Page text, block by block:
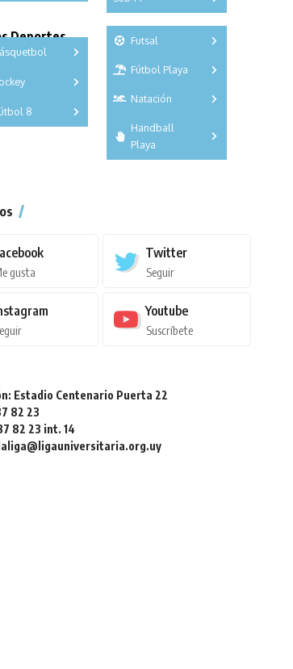
Copas
Series
Copas
Series
Deportes
A
3x3
A B
8
Futsal
Masculino
Femenino
Fútbol Playa
Torneo
Natación
Torneo
Handball
Playa
gusta
Twitter
Seguir
Youtube
Suscríbete
Estadio Centenario Puerta 22
82 23
82 23 int. 14